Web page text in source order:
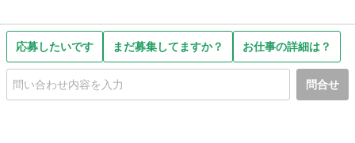
応募したいです まだ募集してますか？ お仕事の詳細は？
問合せ